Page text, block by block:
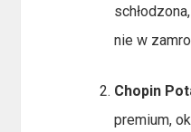
nie w
Chopin
premium,